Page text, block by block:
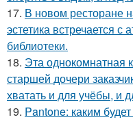
17. В новом ресторане
эстетика встречается
библиотеки.
18. Эта однокомнатная
старшей дочери
хватать и для учёбы, и
19. Pantone: каким